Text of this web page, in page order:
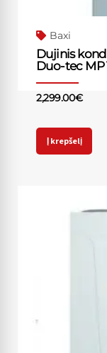
Baxi
Dujinis
Duo-tec MP
2,299.00€
Į krepšelį